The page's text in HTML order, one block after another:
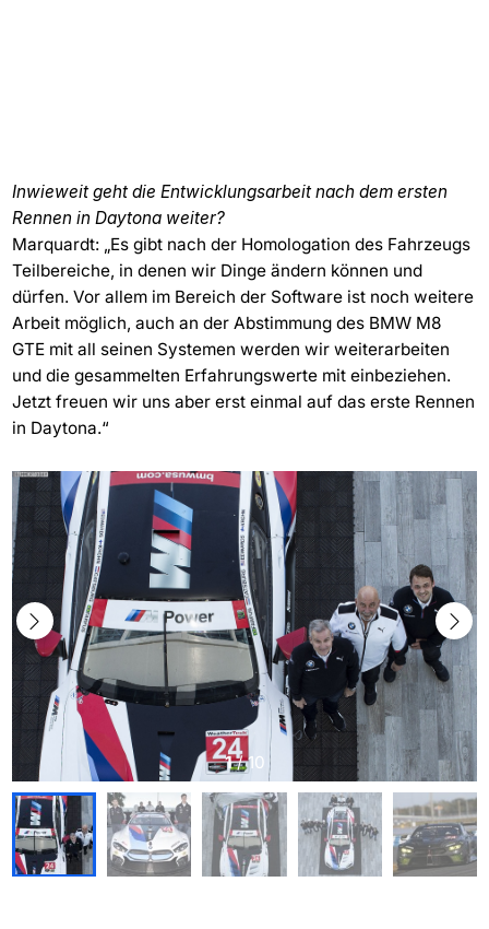
Inwieweit geht die Entwicklungsarbeit nach dem ersten
Rennen in Daytona weiter?
Marquardt: „Es gibt nach der Homologation des Fahrzeugs
Teilbereiche, in denen wir Dinge ändern können und
dürfen. Vor allem im Bereich der Software ist noch weitere
Arbeit möglich, auch an der Abstimmung des BMW M8
GTE mit all seinen Systemen werden wir weiterarbeiten
und die gesammelten Erfahrungswerte mit einbeziehen.
Jetzt freuen wir uns aber erst einmal auf das erste Rennen
in Daytona.“
1/10